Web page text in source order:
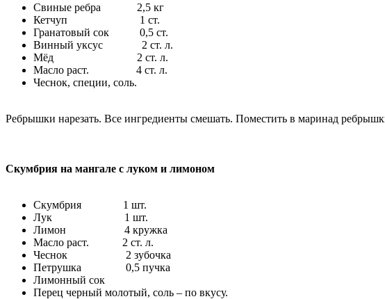
Свиные ребра 2,5 кг
Кетчуп 1 ст.
Гранатовый сок 0,5 ст.
Винный уксус 2 ст. л.
Мёд 2 ст. л.
Масло раст. 4 ст. л.
Чеснок, специи, соль.
Ребрышки нарезать. Все ингредиенты смешать. Поместить в маринад
Скумбрия на мангале с луком и лимоном
Скумбрия 1 шт.
Лук 1 шт.
Лимон 4 кружка
Масло раст. 2 ст. л.
Чеснок 2 зубочка
Петрушка 0,5 пучка
Лимонный сок
Перец черный молотый, соль – по вкусу.